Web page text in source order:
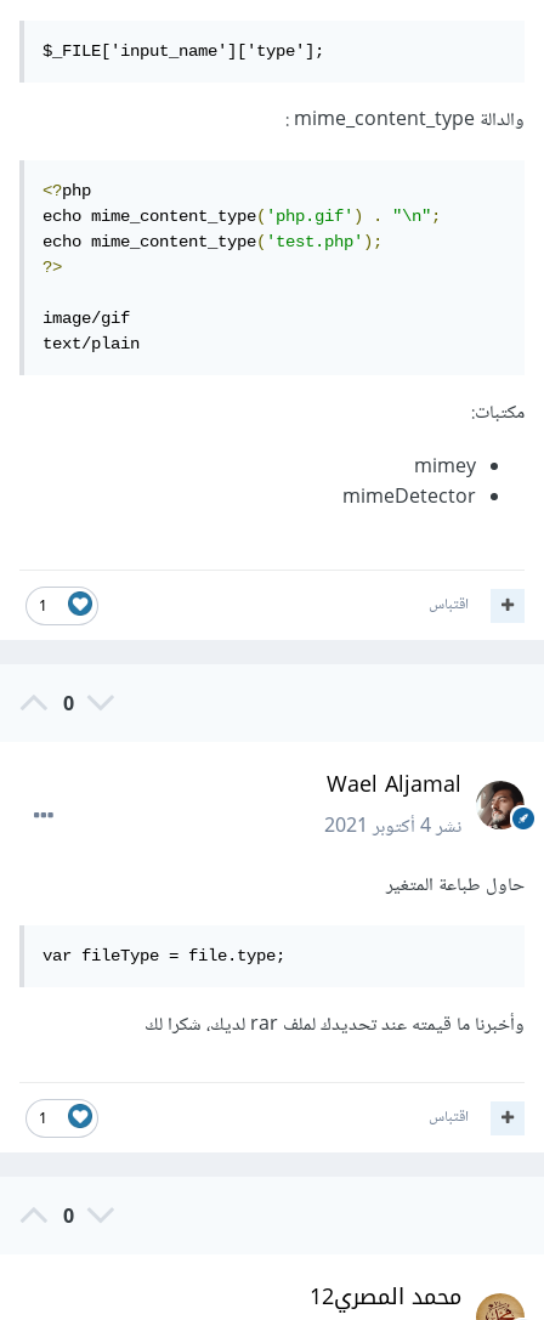
$_FILE['input_name']['type'];
والدالة mime_content_type :
<?php
echo mime_content_type('php.gif') . "\n";
echo mime_content_type('test.php');
?>
image/gif
text/plain
مكتبات:
mimey
mimeDetector
1 اقتباس
0
Wael Aljamal
نشر4 أكتوبر 2021
حاول طباعة المتغير
var fileType = file.type;
وأخبرنا ما قيمته عند تحديدك لملف rar لديك، شكرا لك
1 اقتباس
0
محمد المصري12